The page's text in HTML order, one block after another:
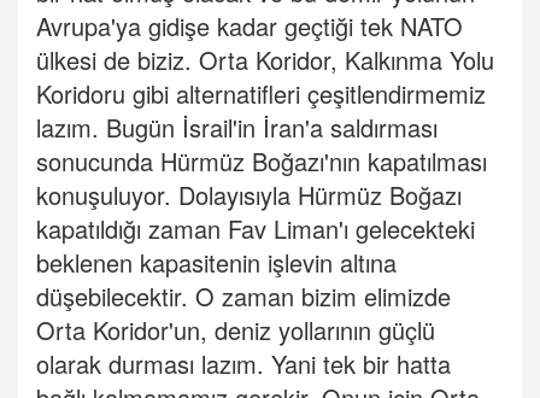
Avrupa'ya gidişe kadar geçtiği tek NATO
ülkesi de biziz. Orta Koridor, Kalkınma Yolu
Koridoru gibi alternatifleri çeşitlendirmemiz
lazım. Bugün İsrail'in İran'a saldırması
sonucunda Hürmüz Boğazı'nın kapatılması
konuşuluyor. Dolayısıyla Hürmüz Boğazı
kapatıldığı zaman Fav Liman'ı gelecekteki
beklenen kapasitenin işlevin altına
düşebilecektir. O zaman bizim elimizde
Orta Koridor'un, deniz yollarının güçlü
olarak durması lazım. Yani tek bir hatta